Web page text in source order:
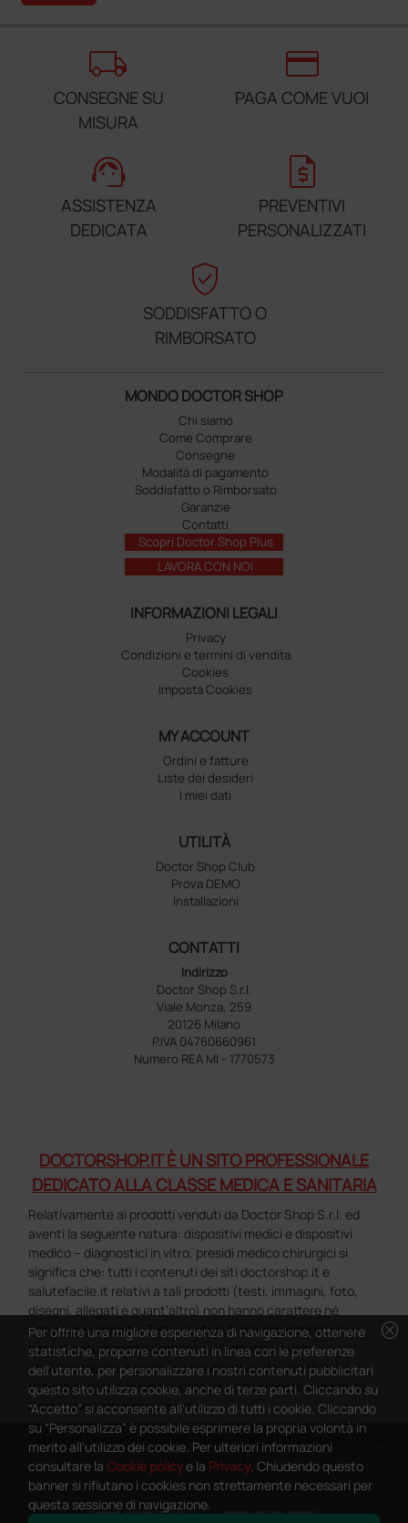
local_shipping
CONSEGNE SU
MISURA
credit_card
PAGA COME VUOI
support_agent
ASSISTENZA
DEDICATA
request_quote
PREVENTIVI
PERSONALIZZATI
verified_user
SODDISFATTO O
RIMBORSATO
MONDO DOCTOR SHOP
Chi siamo
Come Comprare
Consegne
Modalità di pagamento
Soddisfatto o Rimborsato
Garanzie
Contatti
Scopri Doctor Shop Plus
LAVORA CON NOI
INFORMAZIONI LEGALI
Privacy
Condizioni e termini di vendita
Cookies
Imposta Cookies
MY ACCOUNT
Ordini e fatture
Liste dei desideri
I miei dati
UTILITÀ
Doctor Shop Club
Prova DEMO
Installazioni
CONTATTI
Indirizzo
Doctor Shop S.r.l.
Viale Monza, 259
20126 Milano
P.IVA 04760660961
Numero REA MI - 1770573
DOCTORSHOP.IT È UN SITO PROFESSIONALE
DEDICATO ALLA CLASSE MEDICA E SANITARIA
Relativamente ai prodotti venduti da Doctor Shop S.r.l. ed
aventi la seguente natura: dispositivi medici e dispositivi
medico – diagnostici in vitro, presidi medico chirurgici si
significa che: tutti i contenuti dei siti doctorshop.it e
salutefacile.it relativi a tali prodotti (testi, immagini, foto,
disegni, allegati e quant’altro) non hanno carattere né
natura di pubblicità. Tutti i contenuti devono intendersi e
sono di natura esclusivamente informativa e volti
esclusivamente a portare a conoscenza dei clienti e dei
potenziali clienti in fase di preacquisto i prodotti venduti da
Doctorshop attraverso la rete.
Copyright DoctorShop 2005-2026 - Tutti diritti riservati - P.IVA
04760660961
cancel
Per offrire una migliore esperienza di navigazione, ottenere
statistiche, proporre contenuti in linea con le preferenze
dell'utente, per personalizzare i nostri contenuti pubblicitari
questo sito utilizza cookie, anche di terze parti. Cliccando su
“Accetto” si acconsente all'utilizzo di tutti i cookie. Cliccando
su “Personalizza” è possibile esprimere la propria volontà in
merito all'utilizzo dei cookie. Per ulteriori informazioni
consultare la Cookie policye la Privacy. Chiudendo questo
banner si rifiutano i cookies non strettamente necessari per
questa sessione di navigazione.